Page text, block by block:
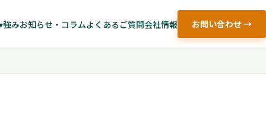
強みお知らせ・コラムよくあるご質問会社情報 お問い合わせ →